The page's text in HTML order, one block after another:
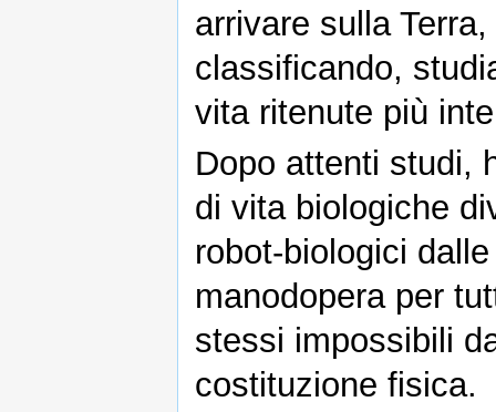
arrivare sulla
classificando,
vita ritenute più
Dopo attenti studi,
di vita biologiche
robot-biologici
manodopera per
stessi impossibili
costituzione fisica.